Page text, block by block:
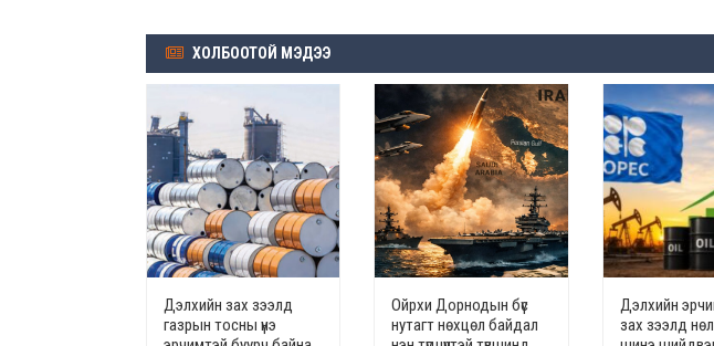
ХОЛБООТОЙ МЭДЭЭ
Дэлхийн зах зээлд
газрын тосны үнэ
Ойрхи Дорнодын бүс
нутагт нөхцөл байдал
Дэлхийн
зах зээлд